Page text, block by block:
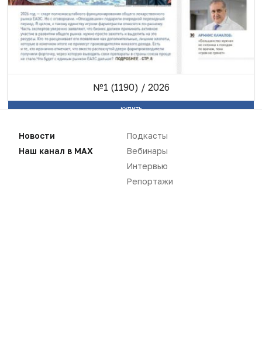
№1 (1190) / 2026
КУПИТЬ
Новости
Наш канал в MAX
Подкасты
Вебинары
Интервью
Репортажи